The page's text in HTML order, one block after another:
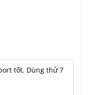
tốt. Dùng thử 7